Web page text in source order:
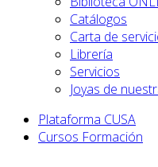
Catálogos
Carta de
Librería
Servicios
Joyas de
Plataforma CUSA
Cursos Formación